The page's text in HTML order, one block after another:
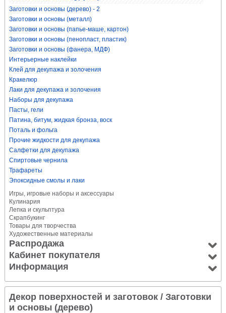
Заготовки и основы (дерево) - 2
Заготовки и основы (металл)
Заготовки и основы (папье-маше, картон)
Заготовки и основы (пенопласт, пластик)
Заготовки и основы (фанера, МДФ)
Интерьерные наклейки
Клей для декупажа и золочения
Кракелюр
Лаки для декупажа и золочения
Наборы для декупажа
Пасты, гели
Патина, битум, жидкая бронза, воск
Поталь и фольга
Прочие жидкости для декупажа
Салфетки для декупажа
Спиртовые чернила
Трафареты
Эпоксидные смолы и лаки
Игры, игровые наборы и аксессуары
Кулинария
Лепка и скульптура
Скрапбукинг
Товары для творчества
Художественные материалы
Распродажа
Кабинет покупателя
Информация
Декор поверхностей и заготовок / Заготовки
и основы (дерево)